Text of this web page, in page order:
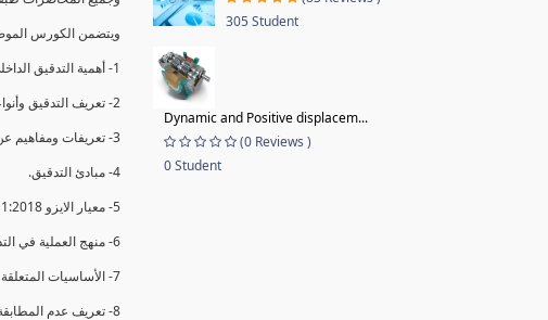
ويتضمن الكورس
1- أهمية التدقيق الداخلي وتعريفه.
2- تعريف التدقيق وأنواعه الرئيسية.
3- تعريفات ومفاهيم عن التدقيق الداخلي.
4- مبادئ التدقيق.
5- معيار الايزو 19011:2018.
6- منهج العملية في التدقيق الداخلي.
7- الأساسيات المتعلقة بعملية التدقيق الداخلي.
8- تعريف عدم المطابقة والملاحظات.
305 Student
Dynamic and Positive displacem...
(0 Reviews )
0 Student